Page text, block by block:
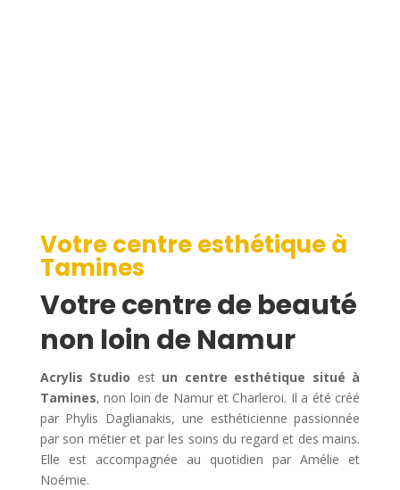
Votre centre esthétique à
Tamines
Votre centre de beauté
non loin de Namur
Acrylis Studio est un centre esthétique situé à
Tamines, non loin de Namur et Charleroi. Il a été créé
par Phylis Daglianakis, une esthéticienne passionnée
par son métier et par les soins du regard et des mains.
Elle est accompagnée au quotidien par Amélie et
Noémie.